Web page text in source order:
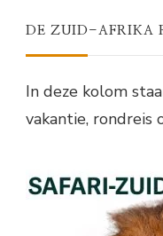
DE ZUID-AFRIKA
In deze kolom
vakantie, rondreis